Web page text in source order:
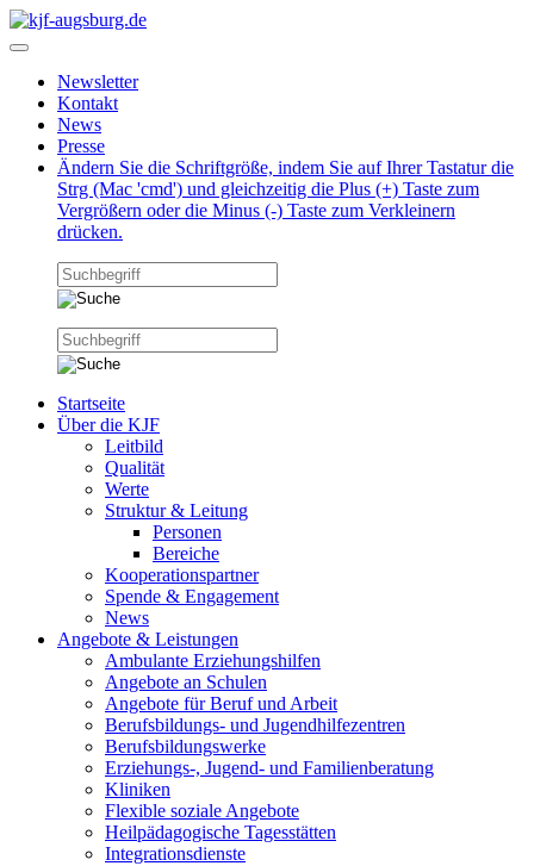
Newsletter
Kontakt
News
Presse
Ändern Sie die Schriftgröße, indem Sie auf Ihrer Tastatur die
Strg (Mac 'cmd') und gleichzeitig die Plus (+) Taste zum
Vergrößern oder die Minus (-) Taste zum Verkleinern
drücken.
Startseite
Über die KJF
Leitbild
Qualität
Werte
Struktur & Leitung
Personen
Bereiche
Kooperationspartner
Spende & Engagement
News
Angebote & Leistungen
Ambulante Erziehungshilfen
Angebote an Schulen
Angebote für Beruf und Arbeit
Berufsbildungs- und Jugendhilfezentren
Berufsbildungswerke
Erziehungs-, Jugend- und Familienberatung
Kliniken
Flexible soziale Angebote
Heilpädagogische Tagesstätten
Integrationsdienste